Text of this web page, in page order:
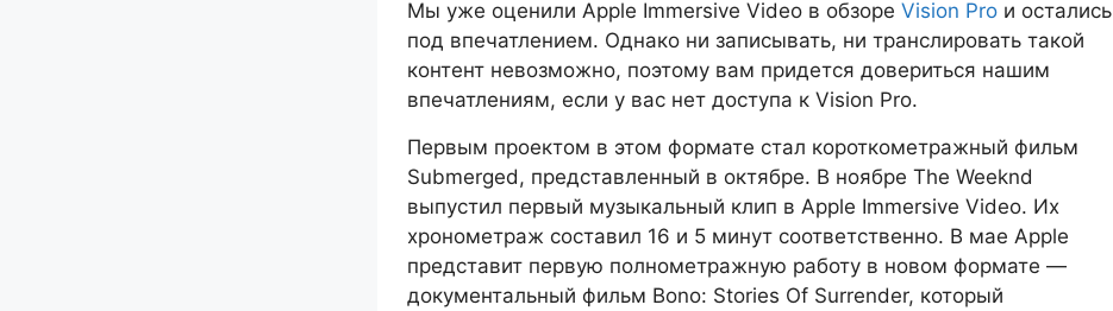
Мы уже оценили Apple Immersive Video в обзоре Vision Pro и остались
под впечатлением. Однако ни записывать, ни транслировать такой
контент невозможно, поэтому вам придется довериться нашим
впечатлениям, если у вас нет доступа к Vision Pro.
Первым проектом в этом формате стал короткометражный фильм
Submerged, представленный в октябре. В ноябре The Weeknd
выпустил первый музыкальный клип в Apple Immersive Video. Их
хронометраж составил 16 и 5 минут соответственно. В мае Apple
представит первую полнометражную работу в новом формате —
документальный фильм Bono: Stories Of Surrender, который